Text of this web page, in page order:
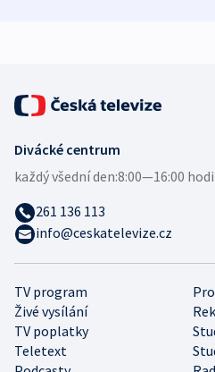
TV program
Živé vysílání
TV poplatky
Teletext
Divácké centrum
každý všední den:8:00—16:00
261 136 113
info@ceskatelevize.cz